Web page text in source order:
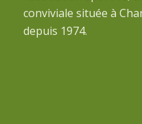
conviviale située à
depuis 1974.